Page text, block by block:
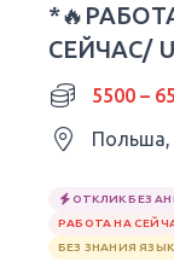
СЕЙЧАС/
5500 –
Польша,
ОТКЛИК БЕЗ
РАБОТА НА
БЕЗ ЗНАНИЯ